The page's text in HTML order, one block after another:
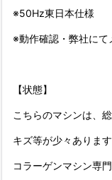
※50Hz東日本仕様
※動作確認・弊社にて
【状態】
こちらのマシンは、
キズ等が少々ありま
コラーゲンマシン専